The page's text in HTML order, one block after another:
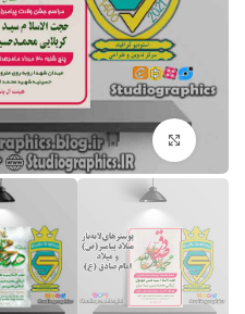
برای بزرگنمایی کلیک کنید